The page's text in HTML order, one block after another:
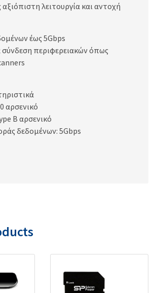
λειτουργία και αντοχή
έως 5Gbps
σύνδεση περιφερειακών όπως
αρσενικό
B αρσενικό
δεδομένων: 5Gbps